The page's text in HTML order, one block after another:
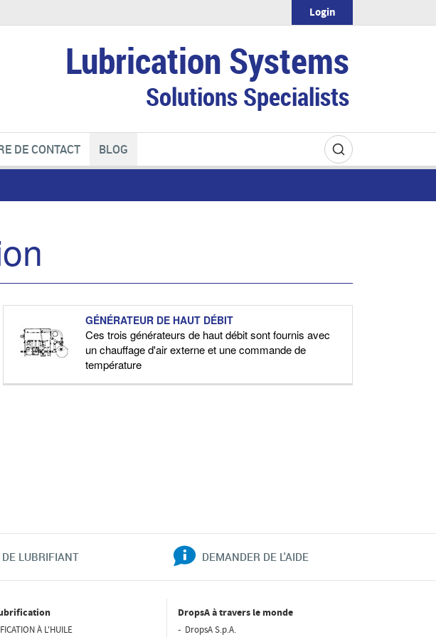
Lubrication Systems
Solutions Specialists
Login
DE CONTACT BLOG
GÉNÉRATEUR DE HAUT DÉBIT
Ces trois générateurs de haut débit sont fournis avec
un chauffage d'air externe et une commande de
température
LUBRIFIANT DEMANDER DE L'AIDE
À L'HUILE
DropsA à travers le monde
DropsA S.p.A.